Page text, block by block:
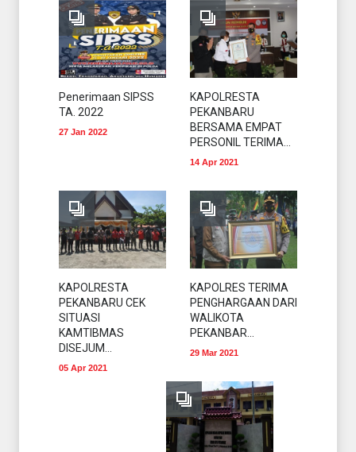
Penerimaan SIPSS
TA. 2022
27 Jan 2022
KAPOLRESTA
PEKANBARU
BERSAMA EMPAT
PERSONIL TERIMA...
14 Apr 2021
KAPOLRESTA
PEKANBARU CEK
SITUASI
KAMTIBMAS
DISEJUM...
05 Apr 2021
KAPOLRES TERIMA
PENGHARGAAN DARI
WALIKOTA
PEKANBAR...
29 Mar 2021